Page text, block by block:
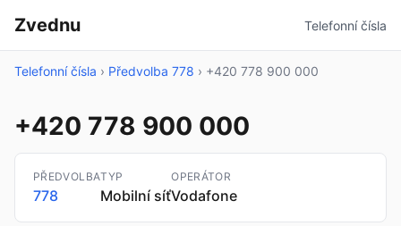
Zvednu Telefonní čísla
Telefonní čísla › Předvolba 778 › +420 778 900 000
+420 778 900 000
PŘEDVOLBA
778
TYP
Mobilní síť
OPERÁTOR
Vodafone